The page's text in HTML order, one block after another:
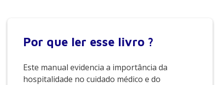
Por que ler esse livro ?
Este manual evidencia a importância da
hospitalidade no cuidado médico e do